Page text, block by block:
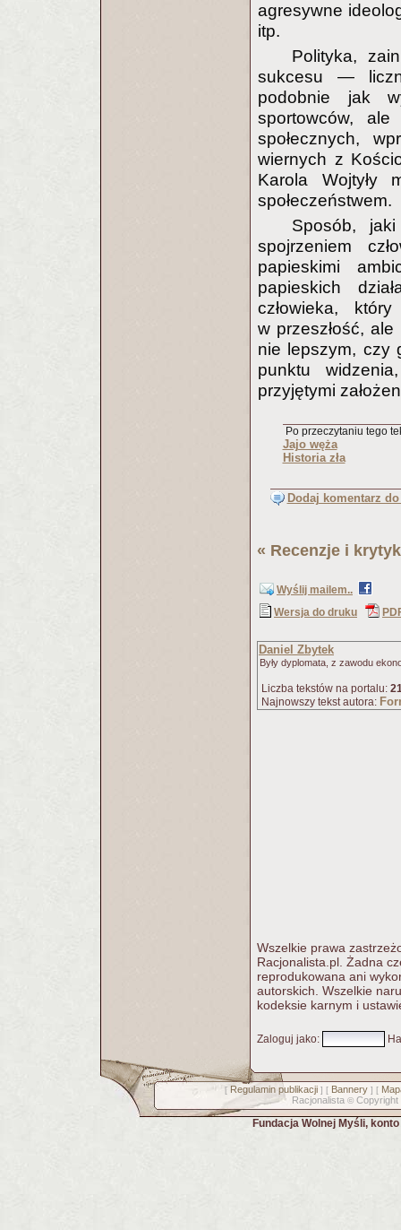
agresywne
itp.
Polityka,
sukcesu —
podobnie jak
sportowców,
społecznych,
wiernych z
Karola Wojtyły
społeczeństwem.
Sposób,
spojrzeniem
papieskimi
papieskich
człowieka,
w przeszłość,
nie lepszym, czy
punktu
przyjętymi
Po przeczytaniu tego
Jajo węża
Historia zła
Dodaj komentarz
« Recenzje i
Wyślij mailem..
Wersja do druku
Daniel Zbytek
Były dyplomata, z zawodu
Liczba tekstów na portalu:
Najnowszy tekst autora:
Wszelkie prawa
Racjonalista.pl. Żadna
reprodukowana ani
autorskich. Wszelkie
kodeksie karnym i
Zaloguj jako:
[ Regulamin publikacji] [ Bannery] [
Racjonalista © Copyright
Fundacja Wolnej Myśli,